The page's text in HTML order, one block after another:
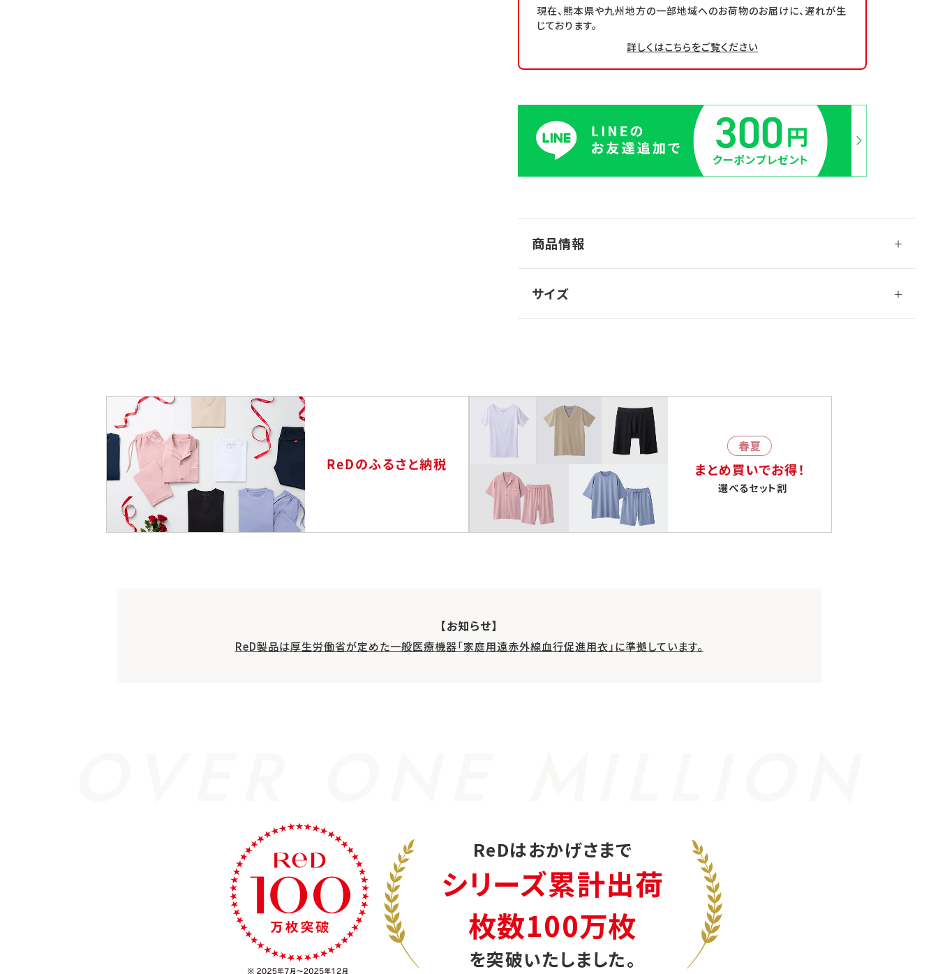
現在、熊本県や九州地方の一部地域へのお荷物のお届けに、遅れが生
じております。
詳しくはこちらをご覧ください
商品情報
サイズ
【お知らせ】
ReD製品は厚生労働省が定めた一般医療機器「家庭用遠赤外線血行促進用衣」に準拠しています。
ReDはおかげさまで
シリーズ累計出荷
枚数100万枚
を突破いたしました。